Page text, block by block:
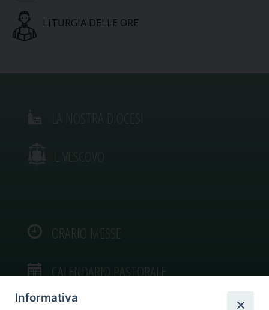
LITURGIA DELLE ORE
IL VESCOVO
ORARIO MESSE
CALENDARIO PASTORALE
Informativa